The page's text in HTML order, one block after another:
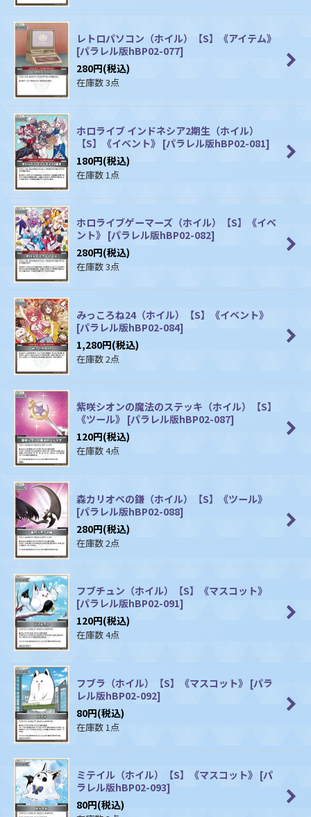
レトロパソコン（ホイル）【S】《アイテム》
[パラレル版hBP02-077]
280円(税込)
在庫数 3点
ホロライブ インドネシア2期生（ホイル）
【S】《イベント》 [パラレル版hBP02-081]
180円(税込)
在庫数 1点
ホロライブゲーマーズ（ホイル）【S】《イベ
ント》 [パラレル版hBP02-082]
280円(税込)
在庫数 3点
みっころね24（ホイル）【S】《イベント》
[パラレル版hBP02-084]
1,280円(税込)
在庫数 2点
紫咲シオンの魔法のステッキ（ホイル）【S】
《ツール》 [パラレル版hBP02-087]
120円(税込)
在庫数 4点
森カリオペの鎌（ホイル）【S】《ツール》
[パラレル版hBP02-088]
280円(税込)
在庫数 2点
フブチュン（ホイル）【S】《マスコット》
[パラレル版hBP02-091]
120円(税込)
在庫数 4点
フブラ（ホイル）【S】《マスコット》 [パラ
レル版hBP02-092]
80円(税込)
在庫数 1点
ミテイル（ホイル）【S】《マスコット》 [パ
ラレル版hBP02-093]
80円(税込)